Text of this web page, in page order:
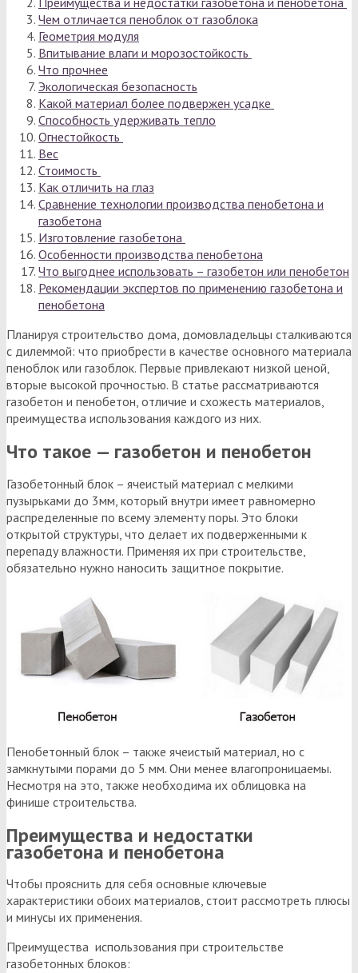
Чем отличается пеноблок от газоблока
Геометрия модуля
Впитывание влаги и морозостойкость
Что прочнее
Экологическая безопасность
Какой материал более подвержен усадке
Способность удерживать тепло
Огнестойкость
Вес
Стоимость
Как отличить на глаз
Сравнение технологии производства пенобетона и
газобетона
Изготовление газобетона
Особенности производства пенобетона
Что выгоднее использовать – газобетон или пенобетон
Рекомендации экспертов по применению газобетона и
пенобетона
Планируя строительство дома, домовладельцы сталкиваются
с дилеммой: что приобрести в качестве основного материала
пеноблок или газоблок. Первые привлекают низкой ценой,
вторые высокой прочностью. В статье рассматриваются
газобетон и пенобетон, отличие и схожесть материалов,
преимущества использования каждого из них.
Что такое — газобетон и пенобетон
Газобетонный блок – ячеистый материал с мелкими
пузырьками до 3мм, который внутри имеет равномерно
распределенные по всему элементу поры. Это блоки
открытой структуры, что делает их подверженными к
перепаду влажности. Применяя их при строительстве,
обязательно нужно наносить защитное покрытие.
Пенобетонный блок – также ячеистый материал, но с
замкнутыми порами до 5 мм. Они менее влагопроницаемы.
Несмотря на это, также необходима их облицовка на
финише строительства.
Преимущества и недостатки
газобетона и пенобетона
Чтобы прояснить для себя основные ключевые
характеристики обоих материалов, стоит рассмотреть плюсы
и минусы их применения.
Преимущества использования при строительстве
газобетонных блоков: